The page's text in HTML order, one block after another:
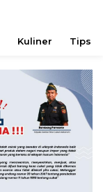
Kuliner Tips &